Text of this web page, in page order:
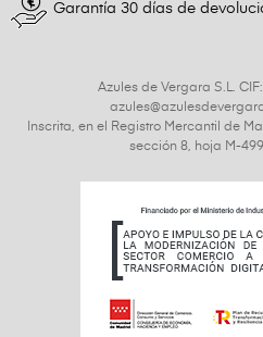
Garantía 30 días de
Azules de Vergara S.L.
Inscrita, en el Registro Mercantil de
sección 8, hoja M-